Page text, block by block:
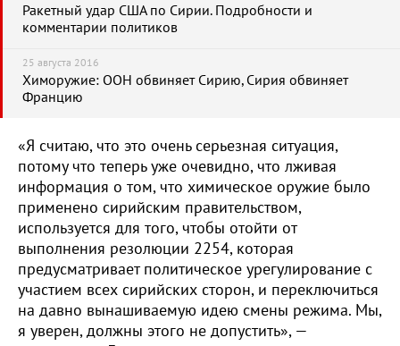
Ракетный удар США по Сирии. Подробности и
комментарии политиков
25 августа 2016
Химоружие: ООН обвиняет Сирию, Сирия обвиняет
Францию
«Я считаю, что это очень серьезная ситуация,
потому что теперь уже очевидно, что лживая
информация о том, что химическое оружие было
применено сирийским правительством,
используется для того, чтобы отойти от
выполнения резолюции 2254, которая
предусматривает политическое урегулирование с
участием всех сирийских сторон, и переключиться
на давно вынашиваемую идею смены режима. Мы,
я уверен, должны этого не допустить», —